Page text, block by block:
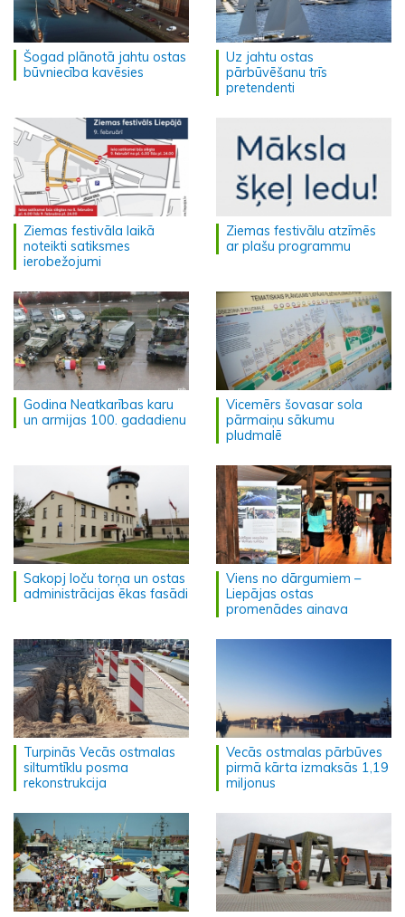
Šogad plānotā jahtu ostas
būvniecība kavēsies
Uz jahtu ostas
pārbūvēšanu trīs
pretendenti
Ziemas festivāla laikā
noteikti satiksmes
ierobežojumi
Ziemas festivālu atzīmēs
ar plašu programmu
Godina Neatkarības karu
un armijas 100. gadadienu
Vicemērs šovasar sola
pārmaiņu sākumu
pludmalē
Sakopj loču torņa un ostas
administrācijas ēkas fasādi
Viens no dārgumiem –
Liepājas ostas
promenādes ainava
Turpinās Vecās ostmalas
siltumtīklu posma
rekonstrukcija
Vecās ostmalas pārbūves
pirmā kārta izmaksās 1,19
miljonus